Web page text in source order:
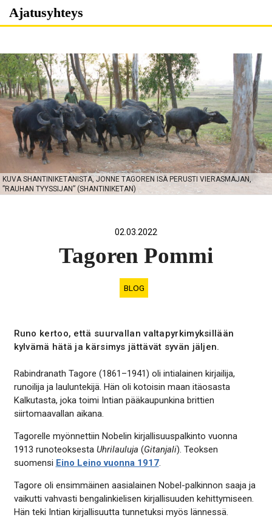
Skip
Ajatusyhteys
KUVA SHANTINIKETANISTA, JONNE TAGOREN ISÄ PERUSTI VIERASMAJAN,
”RAUHAN TYYSSIJAN” (SHANTINIKETAN)
02.03.2022
Tagoren Pommi
BLOG
Runo kertoo, että suurvallan valtapyrkimyksillään
kylvämä hätä ja kärsimys jättävät syvän jäljen.
Rabindranath Tagore (1861–1941) oli intialainen kirjailija,
runoilija ja lauluntekijä. Hän oli kotoisin maan itäosasta
Kalkutasta, joka toimi Intian pääkaupunkina brittien
siirtomaavallan aikana.
Tagorelle myönnettiin Nobelin kirjallisuuspalkinto vuonna
1913 runoteoksesta Uhrilauluja (Gitanjali). Teoksen
suomensi Eino Leino vuonna 1917.
Tagore oli ensimmäinen aasialainen Nobel-palkinnon saaja ja
vaikutti vahvasti bengalinkielisen kirjallisuuden kehittymiseen.
Hän teki Intian kirjallisuutta tunnetuksi myös lännessä.